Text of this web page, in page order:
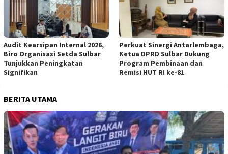
Audit Kearsipan Internal 2026,
Biro Organisasi Setda Sulbar
Tunjukkan Peningkatan
Signifikan
Perkuat Sinergi Antarlembaga,
Ketua DPRD Sulbar Dukung
Program Pembinaan dan
Remisi HUT RI ke-81
BERITA UTAMA